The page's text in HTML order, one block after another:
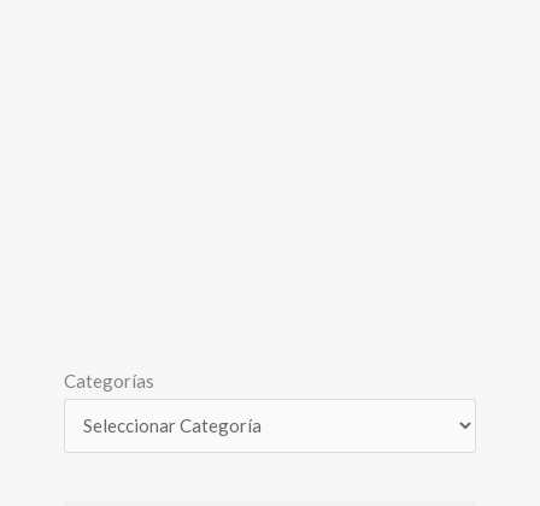
Categorías